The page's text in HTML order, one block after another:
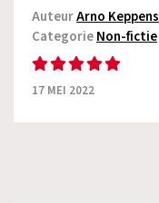
AuteurArno Keppens
CategorieNon-fictie
17 MEI 2022